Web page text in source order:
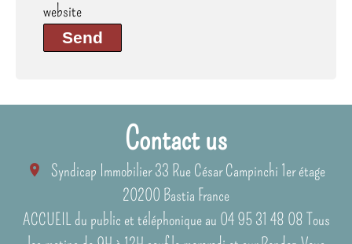
website
Send
Contact us
Syndicap Immobilier33 Rue César Campinchi 1er étage
20200 Bastia France
ACCUEIL du public et téléphonique au 04 95 31 48 08 Tous